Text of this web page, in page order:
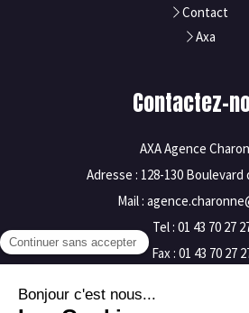
Contact
Axa
Contactez-
AXA Agence
Adresse : 128-130 Boulevard
Mail :
Tel : 01 43 70 27
Fax : 01 43 70 27